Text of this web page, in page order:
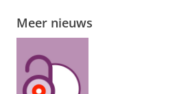
Meer nieuws